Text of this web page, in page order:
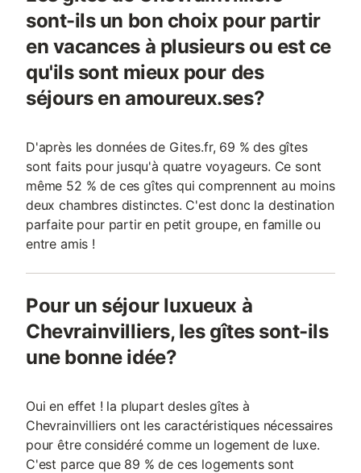
sont-ils un bon choix pour partir
en vacances à plusieurs ou est ce
qu'ils sont mieux pour des
séjours en amoureux.ses?
D'après les données de Gites.fr, 69 % des gîtes
sont faits pour jusqu'à quatre voyageurs. Ce sont
même 52 % de ces gîtes qui comprennent au moins
deux chambres distinctes. C'est donc la destination
parfaite pour partir en petit groupe, en famille ou
entre amis !
Pour un séjour luxueux à
Chevrainvilliers, les gîtes sont-ils
une bonne idée?
Oui en effet ! la plupart desles gîtes à
Chevrainvilliers ont les caractéristiques nécessaires
pour être considéré comme un logement de luxe.
C'est parce que 89 % de ces logements sont